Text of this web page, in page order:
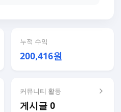
누적 수익
200,416원
커뮤니티 활동
게시글 0